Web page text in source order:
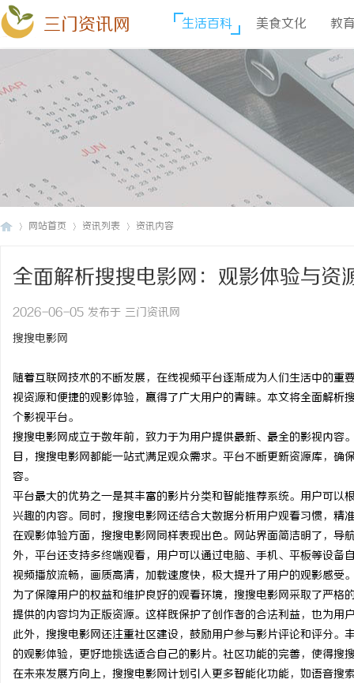
三门资讯网 生活百科 美食文化 教
网站首页 资讯列表 资讯内容
全面解析搜搜电影网：观影体验与资
2026-06-05 发布于 三门资讯网
搜搜电影网
随着互联网技术的不断发展，在线视频平台逐渐成为人们生活中的
视资源和便捷的观影体验，赢得了广大用户的青睐。本文将全面解
个影视平台。
搜搜电影网成立于数年前，致力于为用户提供最新、最全的影视内
目，搜搜电影网都能一站式满足观众需求。平台不断更新资源库，
容。
平台最大的优势之一是其丰富的影片分类和智能推荐系统。用户可
兴趣的内容。同时，搜搜电影网还结合大数据分析用户观看习惯，
在观影体验方面，搜搜电影网同样表现出色。网站界面简洁明了，
外，平台还支持多终端观看，用户可以通过电脑、手机、平板等设
视频播放流畅，画质高清，加载速度快，极大提升了用户的观影感受
为了保障用户的权益和维护良好的观看环境，搜搜电影网采取了严
提供的内容均为正版资源。这样既保护了创作者的合法利益，也为用
此外，搜搜电影网还注重社区建设，鼓励用户参与影片评论和评分
的观影体验，更好地挑选适合自己的影片。社区功能的完善，使得
在未来发展方向上，搜搜电影网计划引入更多智能化功能，如语音